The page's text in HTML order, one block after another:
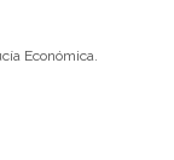
Económica.